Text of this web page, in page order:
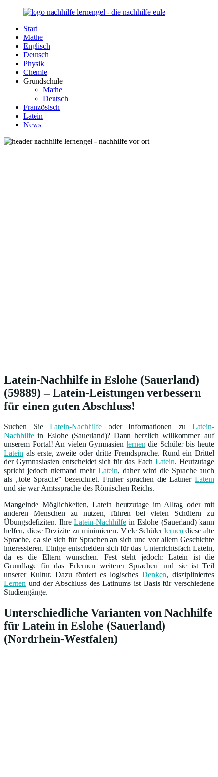
Zurück
Inhalt
Nachhilfe-
Lernengel.de
Unsere
Nachhilfe-
Eule
berät
zum
Damit
Lernen
Spaß
Start
Mathe
Englisch
Deutsch
Physik
Chemie
Grundschule
Mathe
Deutsch
Französisch
Latein
News
Latein-Nachhilfe in Eslohe (Sauerland)
(59889) – Latein-Leistungen verbessern
für einen guten Abschluss!
Suchen Sie Latein-Nachhilfe oder Informationen zu Latein-
Nachhilfe in Eslohe (Sauerland)? Dann herzlich willkommen auf
unserem Portal! An vielen Gymnasien lernen die Schüler bis heute
Latein als erste, zweite oder dritte Fremdsprache. Rund ein Drittel
der Gymnasiasten entscheidet sich für das Fach Latein. Heutzutage
spricht jedoch niemand mehr Latein, daher wird die Sprache auch
als „tote Sprache“ bezeichnet. Früher sprachen die Latiner Latein
und sie war Amtssprache des Römischen Reichs.
Mangelnde Möglichkeiten, Latein heutzutage im Alltag oder mit
anderen Menschen zu nutzen, führen bei vielen Schülern zu
Übungsdefiziten. Ihre Latein-Nachhilfe in Eslohe (Sauerland) kann
helfen, diese Dezizite zu minimieren. Viele Schüler lernen diese alte
Sprache, da sie sich für Sprachen an sich und vor allem Geschichte
interessieren. Einige entscheiden sich für das Unterrichtsfach Latein,
da es die Eltern wünschen. Fest steht jedoch: Latein ist die
Grundlage für das Erlernen weiterer Sprachen und sie ist Teil
unserer Kultur. Dazu fördert es logischesDenken, diszipliniertes
Lernen und der Abschluss des Latinums ist Basis für verschiedene
Studiengänge.
Unterschiedliche Varianten von Nachhilfe
für Latein in Eslohe (Sauerland)
(Nordrhein-Westfalen)